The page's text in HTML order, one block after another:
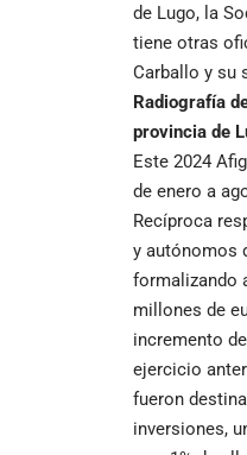
de Lugo, la
tiene otras
Carballo y su
Radiografía
provincia de
Este 2024
de enero a
Recíproca
y autónomos
formalizando
millones de
incremento
ejercicio
fueron
inversiones,